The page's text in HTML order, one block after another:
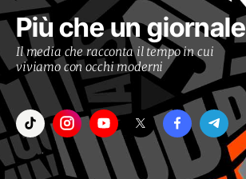
Più che un giornale
Il media che racconta il tempo in cui
viviamo con occhi moderni